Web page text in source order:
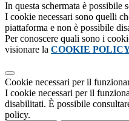
In questa schermata è possibile
I cookie necessari sono quelli
piattaforma e non è possibile
Per conoscere quali sono i
visionare la COOKIE
Cookie necessari per il
I cookie necessari per il
disabilitati. È possibile
policy.